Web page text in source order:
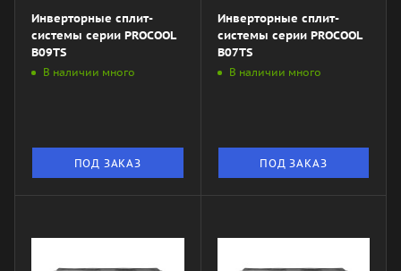
Инверторные сплит-
системы серии PROCOOL
B09TS
В наличии много
ПОД ЗАКАЗ
Инверторные сплит-
системы серии PROCOOL
B07TS
В наличии много
ПОД ЗАКАЗ